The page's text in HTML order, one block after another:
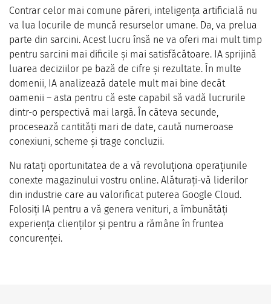
Contrar celor mai comune păreri, inteligența artificială nu
va lua locurile de muncă resurselor umane. Da, va prelua
parte din sarcini. Acest lucru însă ne va oferi mai mult timp
pentru sarcini mai dificile și mai satisfăcătoare. IA sprijină
luarea deciziilor pe bază de cifre și rezultate. În multe
domenii, IA analizează datele mult mai bine decât
oamenii – asta pentru că este capabil să vadă lucrurile
dintr-o perspectivă mai largă. În câteva secunde,
procesează cantități mari de date, caută numeroase
conexiuni, scheme și trage concluzii.
Nu ratați oportunitatea de a vă revoluționa operațiunile
conexte magazinului vostru online. Alăturați-vă liderilor
din industrie care au valorificat puterea Google Cloud.
Folosiți IA pentru a vă genera venituri, a îmbunătăți
experiența clienților și pentru a rămâne în fruntea
concurenței.